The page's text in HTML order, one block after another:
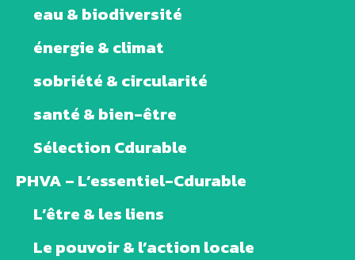
eau & biodiversité
énergie & climat
sobriété & circularité
santé & bien-être
Sélection Cdurable
PHVA – L’essentiel-Cdurable
L’être & les liens
Le pouvoir & l’action locale